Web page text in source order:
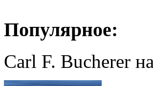
Популярное:
Carl F. Bucherer